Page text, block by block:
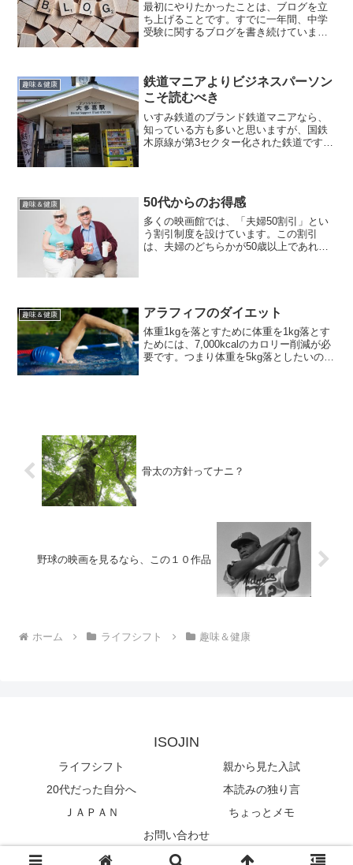
最初にやりたかったことは、ブログを立
ち上げることです。すでに一年間、中学
受験に関するブログを書き続けていまし
こととなりました。...
趣味＆健康
鉄道マニアよりビジネスパーソン
こそ読むべき
いすみ鉄道のブランド鉄道マニアなら、
知っている方も多いと思いますが、国鉄
木原線が第3セクター化された鉄道です。
趣味＆健康 50代からのお得感
多くの映画館では、「夫婦50割引」とい
う割引制度を設けています。この割引
は、夫婦のどちらかが50歳以上であれ
趣味＆健康 アラフィフのダイエット
体重1kgを落とすために体重を1kg落とす
ためには、7,000kcalのカロリー削減が必
要です。つまり体重を5kg落としたいので
骨太の方針ってナニ？
野球の映画を見るなら、この１０作品
ホーム ライフシフト 趣味＆健康
ISOJIN
ライフシフト
親から見た入試
20代だった自分へ
本読みの独り言
ＪＡＰＡＮ
ちょっとメモ
お問い合わせ